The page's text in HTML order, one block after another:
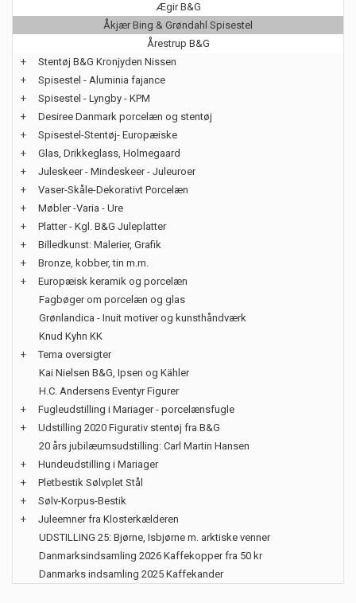
Ægir B&G
Åkjær Bing & Grøndahl Spisestel
Årestrup B&G
+
Stentøj B&G Kronjyden Nissen
+
Spisestel - Aluminia fajance
+
Spisestel - Lyngby - KPM
+
Desiree Danmark porcelæn og stentøj
+
Spisestel-Stentøj- Europæiske
+
Glas, Drikkeglass, Holmegaard
+
Juleskeer - Mindeskeer - Juleuroer
+
Vaser-Skåle-Dekorativt Porcelæn
+
Møbler -Varia - Ure
+
Platter - Kgl. B&G Juleplatter
+
Billedkunst: Malerier, Grafik
+
Bronze, kobber, tin m.m.
+
Europæisk keramik og porcelæn
Fagbøger om porcelæn og glas
Grønlandica - Inuit motiver og kunsthåndværk
Knud Kyhn KK
+
Tema oversigter
Kai Nielsen B&G, Ipsen og Kähler
H.C. Andersens Eventyr Figurer
+
Fugleudstilling i Mariager - porcelænsfugle
+
Udstilling 2020 Figurativ stentøj fra B&G
20 års jubilæumsudstilling: Carl Martin Hansen
+
Hundeudstilling i Mariager
+
Pletbestik Sølvplet Stål
+
Sølv-Korpus-Bestik
+
Juleemner fra Klosterkælderen
UDSTILLING 25: Bjørne, Isbjørne m. arktiske venner
Danmarksindsamling 2026 Kaffekopper fra 50 kr
Danmarks indsamling 2025 Kaffekander